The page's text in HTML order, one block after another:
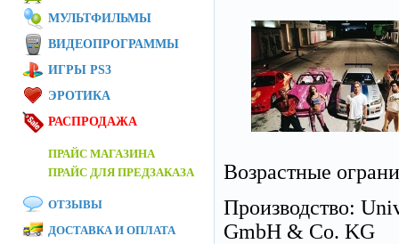
Возрастные
Производство:
GmbH & Co. KG
МУЛЬТФИЛЬМЫ
ВИДЕОПРОГРАММЫ
ИГРЫ PS3
ЭРОТИКА
РАСПРОДАЖА
ПРАЙС МАГАЗИНА
ПРАЙС ДЛЯ ПРЕДЗАКАЗА
ОТЗЫВЫ
ДОСТАВКА И ОПЛАТА